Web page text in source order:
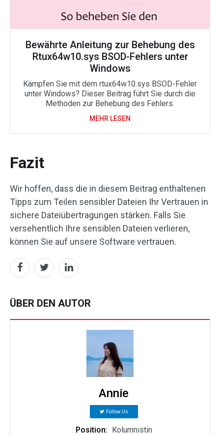
Bewährte Anleitung zur Behebung des
Rtux64w10.sys BSOD-Fehlers unter
Windows
Kämpfen Sie mit dem rtux64w10.sys BSOD-Fehler
unter Windows? Dieser Beitrag führt Sie durch die
Methoden zur Behebung des Fehlers.
MEHR LESEN
Fazit
Wir hoffen, dass die in diesem Beitrag enthaltenen
Tipps zum Teilen sensibler Dateien Ihr Vertrauen in
sichere Dateiübertragungen stärken. Falls Sie
versehentlich Ihre sensiblen Dateien verlieren,
können Sie auf unsere Software vertrauen.
ÜBER DEN AUTOR
Annie
Follow Us
Position: Kolumnistin